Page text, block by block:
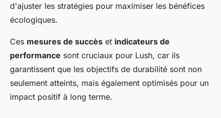
d'ajuster les stratégies pour maximiser les bénéfices
écologiques.
Ces mesures de succès et indicateurs de
performance sont cruciaux pour Lush, car ils
garantissent que les objectifs de durabilité sont non
seulement atteints, mais également optimisés pour un
impact positif à long terme.